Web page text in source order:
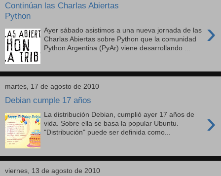
Continúan las Charlas Abiertas
Python
›
Ayer sábado asistimos a una nueva jornada de las
Charlas Abiertas sobre Python que la comunidad
Python Argentina (PyAr) viene desarrollando ...
martes, 17 de agosto de 2010
Debian cumple 17 años
›
La distribución Debian, cumplió ayer 17 años de
vida. Sobre ella se basa la popular Ubuntu.
"Distribución" puede ser definida como...
viernes, 13 de agosto de 2010